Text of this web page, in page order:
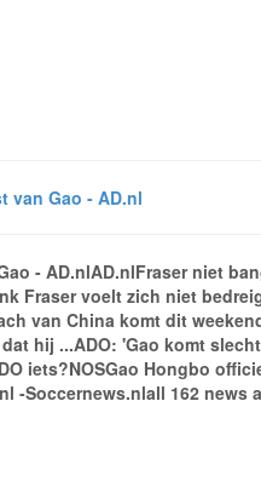
van Gao - AD.nl
- AD.nlAD.nlFraser niet
Fraser voelt zich niet
van China komt dit
hij ...ADO: 'Gao komt
iets?NOSGao Hongbo
-Soccernews.nlall 162 news